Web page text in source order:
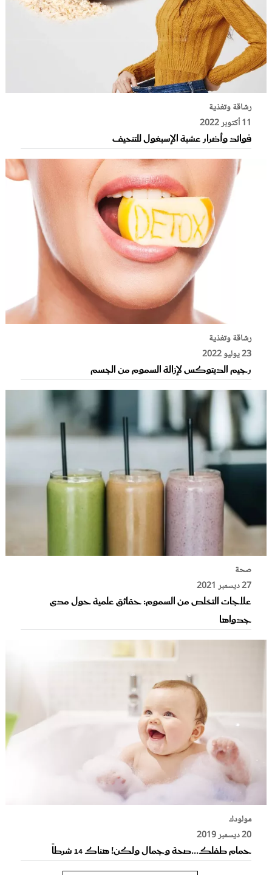
رشاقة وتغذية
11 أكتوبر 2022
فوائد وأضرار عشبة الإسبغول للتنحيف
رشاقة وتغذية
23 يوليو 2022
رجيم الديتوكس لإزالة السموم من الجسم
صحة
27 ديسمبر 2021
علاجات التخلص من السموم: حقائق علمية حول مدى
جدواها
مولودك
20 ديسمبر 2019
حمام طفلك...صحة وجمال ولكن! هناك 14 شرطاً